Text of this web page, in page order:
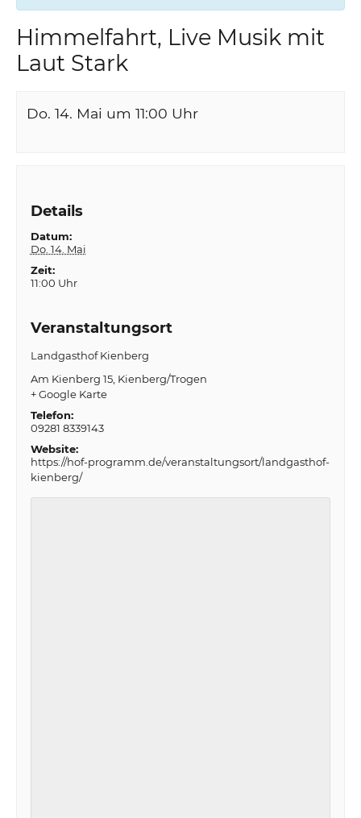
Himmelfahrt, Live Musik mit
Laut Stark
Do. 14. Mai um 11:00 Uhr
Details
Datum:
Do. 14. Mai
Zeit:
11:00 Uhr
Veranstaltungsort
Landgasthof Kienberg
Am Kienberg 15 Kienberg/Trogen
+ Google Karte
Telefon:
09281 8339143
Website:
https://hof-programm.de/veranstaltungsort/landgasthof-
kienberg/